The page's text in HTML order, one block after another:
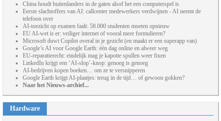
China houdt buitenlanders in de gaten alsof het een computerspel is
Eerste slachtoffers van AI: callcenter medewerkers verdwijnen - AI neemt de
telefoon over
AI-toezicht op examen faalt: 58.000 studenten moeten opnieuw
EU AI-wet is er: veiliger internet of vooral meer formulieren?
Microsoft duwt Copilot overal in je gezicht (en maakt er een superapp van)
Google’s AI voor Google Earth: één dag online en alweer weg
EU-reparatierecht: eindelijk mag je kapotte spullen weer fixen
LinkedIn krijgt een ‘AI-slop’-knop: genoeg is genoeg
AI-bedrijven kopen boeken… om ze te versnipperen
Google Earth krijgt AI-plaatjes: terug in de tijd… of gewoon gokken?
Naar het Nieuws-archief...
Hardware